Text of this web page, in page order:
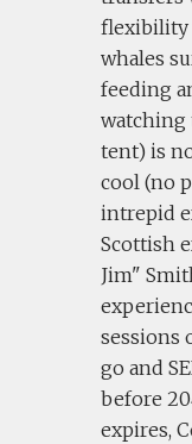
flexibility
whales
feeding
watching
tent) is
cool (no
intrepid
Scottish
Jim"
sessions
go and
before
expires,